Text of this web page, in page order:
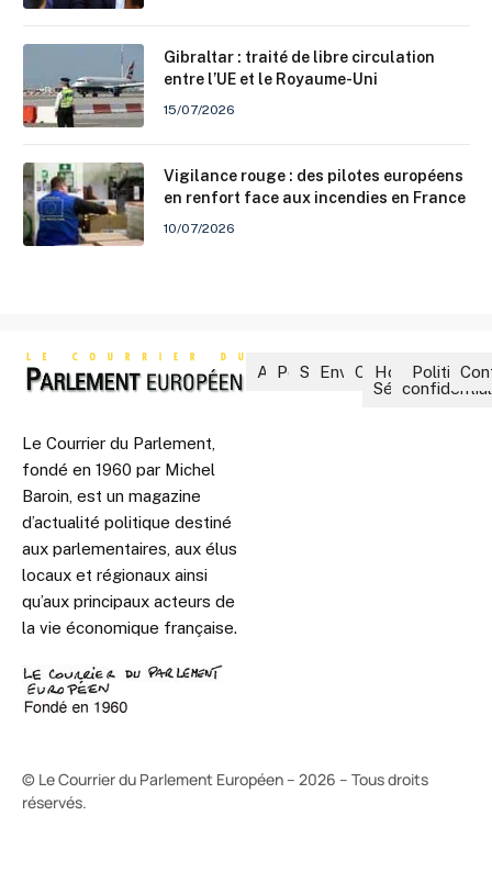
Gibraltar : traité de libre circulation
entre l’UE et le Royaume-Uni
15/07/2026
Vigilance rouge : des pilotes européens
en renfort face aux incendies en France
10/07/2026
Le Courrier du Parlement,
fondé en 1960 par Michel
Baroin, est un magazine
d’actualité politique destiné
aux parlementaires, aux élus
locaux et régionaux ainsi
qu’aux principaux acteurs de
la vie économique française.
Accueil
Politique
Société
Environnement
CultureHors-
Séries
Politique
© Le Courrier du Parlement Européen – 2026 – Tous droits
réservés.